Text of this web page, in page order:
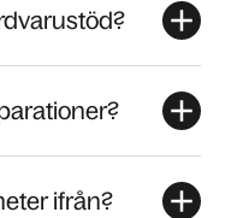
ifrån?